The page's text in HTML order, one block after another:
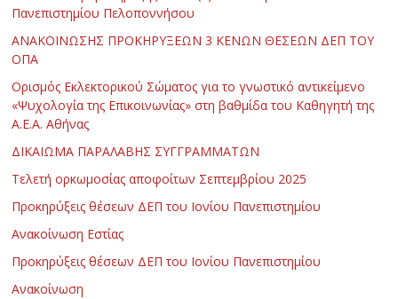
Πανεπιστημίου Πελοποννήσου
ΑΝΑΚΟΙΝΩΣΗΣ ΠΡΟΚΗΡΥΞΕΩΝ 3 ΚΕΝΩΝ ΘΕΣΕΩΝ ΔΕΠ ΤΟΥ
ΟΠΑ
Ορισμός Εκλεκτορικού Σώματος για το γνωστικό αντικείμενο
«Ψυχολογία της Επικοινωνίας» στη βαθμίδα του Καθηγητή της
Α.Ε.Α. Αθήνας
ΔΙΚΑΙΩΜΑ ΠΑΡΑΛΑΒΗΣ ΣΥΓΓΡΑΜΜΑΤΩΝ
Τελετή ορκωμοσίας αποφοίτων Σεπτεμβρίου 2025
Προκηρύξεις θέσεων ΔΕΠ του Ιονίου Πανεπιστημίου
Ανακοίνωση Εστίας
Προκηρύξεις θέσεων ΔΕΠ του Ιονίου Πανεπιστημίου
Ανακοίνωση